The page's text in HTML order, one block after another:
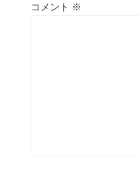
コメント ※